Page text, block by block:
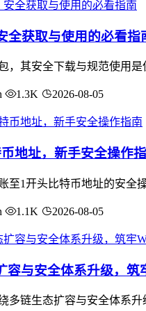
全获取与使用的必看指
，其安全下载与规范使用
1.3K 2026-08-05
地址，新手安全操作
至1开头比特币地址的安
1.1K 2026-08-05
容与安全体系升级，筑
多链生态扩容与安全体系